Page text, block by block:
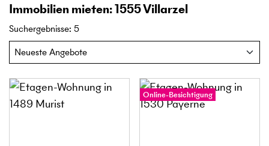
Immobilien mieten: 1555 Villarzel
Suchergebnisse: 5
Online-Besichtigung